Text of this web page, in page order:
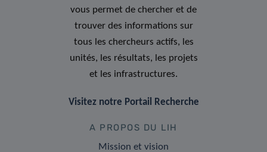
vous permet de chercher et de
trouver des informations sur
tous les chercheurs actifs, les
unités, les résultats, les projets
et les infrastructures.
Visitez notre Portail Recherche
A PROPOS DU LIH
Mission et vision